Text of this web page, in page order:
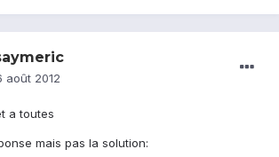
août 2012
a toutes
mais pas la solution: